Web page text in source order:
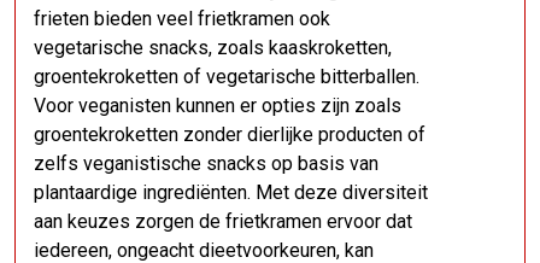
frieten bieden veel frietkramen ook
vegetarische snacks, zoals kaaskroketten,
groentekroketten of vegetarische bitterballen.
Voor veganisten kunnen er opties zijn zoals
groentekroketten zonder dierlijke producten of
zelfs veganistische snacks op basis van
plantaardige ingrediënten. Met deze diversiteit
aan keuzes zorgen de frietkramen ervoor dat
iedereen, ongeacht dieetvoorkeuren, kan